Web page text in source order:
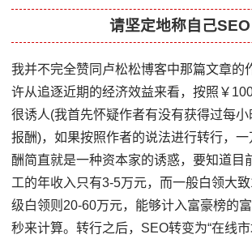
请坚定地称自己SEO
我并不完全赞同卢松松博客中那篇文章的
许从追逐近期的经济效益来看，按照￥
很诱人(我首先怀疑作者有没有获得过每
报酬)，如果按照作者的说法进行转行，
酬简直就是一种资本家的诱惑，要知道目
工的年收入只有3-5万元，而一般白领大
级白领则20-60万元，能够计入富豪榜的
秒来计算。转行之后，SEO转变为“在线